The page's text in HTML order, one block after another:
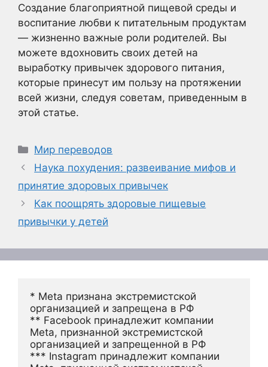
Создание благоприятной пищевой среды и
воспитание любви к питательным продуктам
— жизненно важные роли родителей. Вы
можете вдохновить своих детей на
выработку привычек здорового питания,
которые принесут им пользу на протяжении
всей жизни, следуя советам, приведенным в
этой статье.
Рубрики
Мир переводов
Наука похудения: развеивание мифов и
принятие здоровых привычек
Как поощрять здоровые пищевые
привычки у детей
* Meta признана экстремистской
организацией и запрещена в РФ
** Facebook принадлежит компании
Meta, признанной экстремистской
организацией и запрещенной в РФ
*** Instagram принадлежит компании